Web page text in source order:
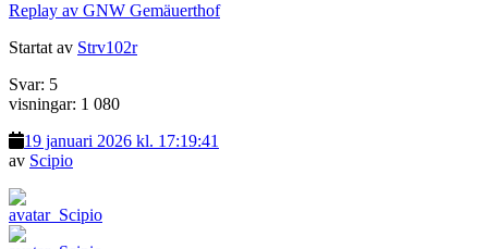
Replay av GNW Gemäuerthof
Startat av Strv102r
Svar: 5
visningar: 1 080
19 januari 2026 kl. 17:19:41
av Scipio